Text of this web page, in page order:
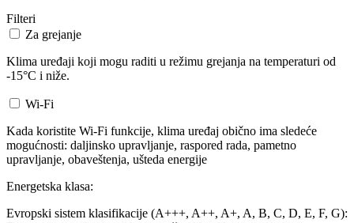
Filteri
Za grejanje
Klima uređaji koji mogu raditi u režimu grejanja na temperaturi od
-15°C i niže.
Wi-Fi
Kada koristite Wi-Fi funkcije, klima uređaj obično ima sledeće
mogućnosti: daljinsko upravljanje, raspored rada, pametno
upravljanje, obaveštenja, ušteda energije
Energetska klasa:
Evropski sistem klasifikacije (A+++, A++, A+, A, B, C, D, E, F, G):